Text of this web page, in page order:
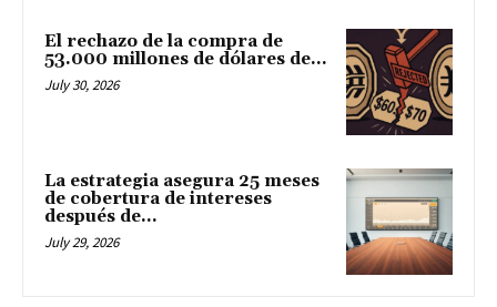
El rechazo de la compra de
53.000 millones de dólares de...
July 30, 2026
La estrategia asegura 25 meses
de cobertura de intereses
después de...
July 29, 2026